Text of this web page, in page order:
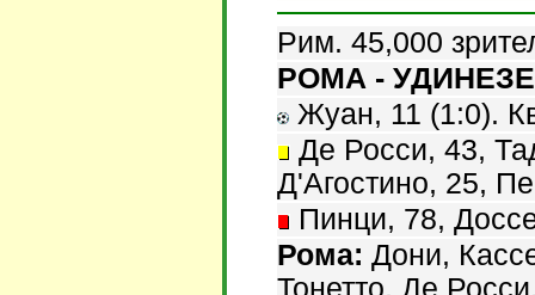
Рим. 45,000
РОМА - УДИНЕЗЕ
Жуан, 11 (1:0).
Де Росси, 43,
Д'Агостино, 25,
Пинци, 78,
Рома: Дони,
Тонетто, Де